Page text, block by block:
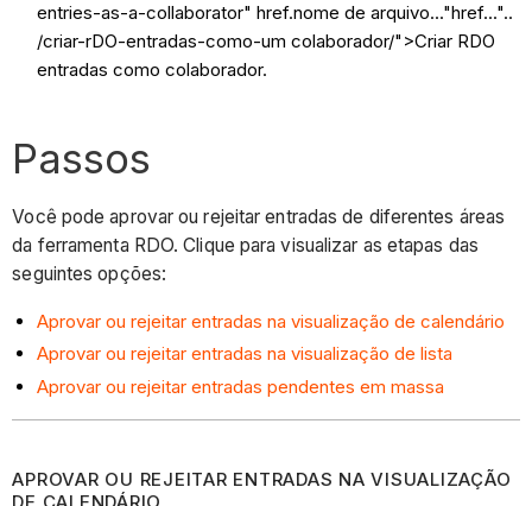
entries-as-a-collaborator" href.nome de arquivo..."href..."..
/criar-rDO-entradas-como-um colaborador/">Criar RDO
entradas como colaborador.
Passos
Você pode aprovar ou rejeitar entradas de diferentes áreas
da ferramenta RDO. Clique para visualizar as etapas das
seguintes opções:
Aprovar ou rejeitar entradas na visualização de calendário
Aprovar ou rejeitar entradas na visualização de lista
Aprovar ou rejeitar entradas pendentes em massa
APROVAR OU REJEITAR ENTRADAS NA VISUALIZAÇÃO